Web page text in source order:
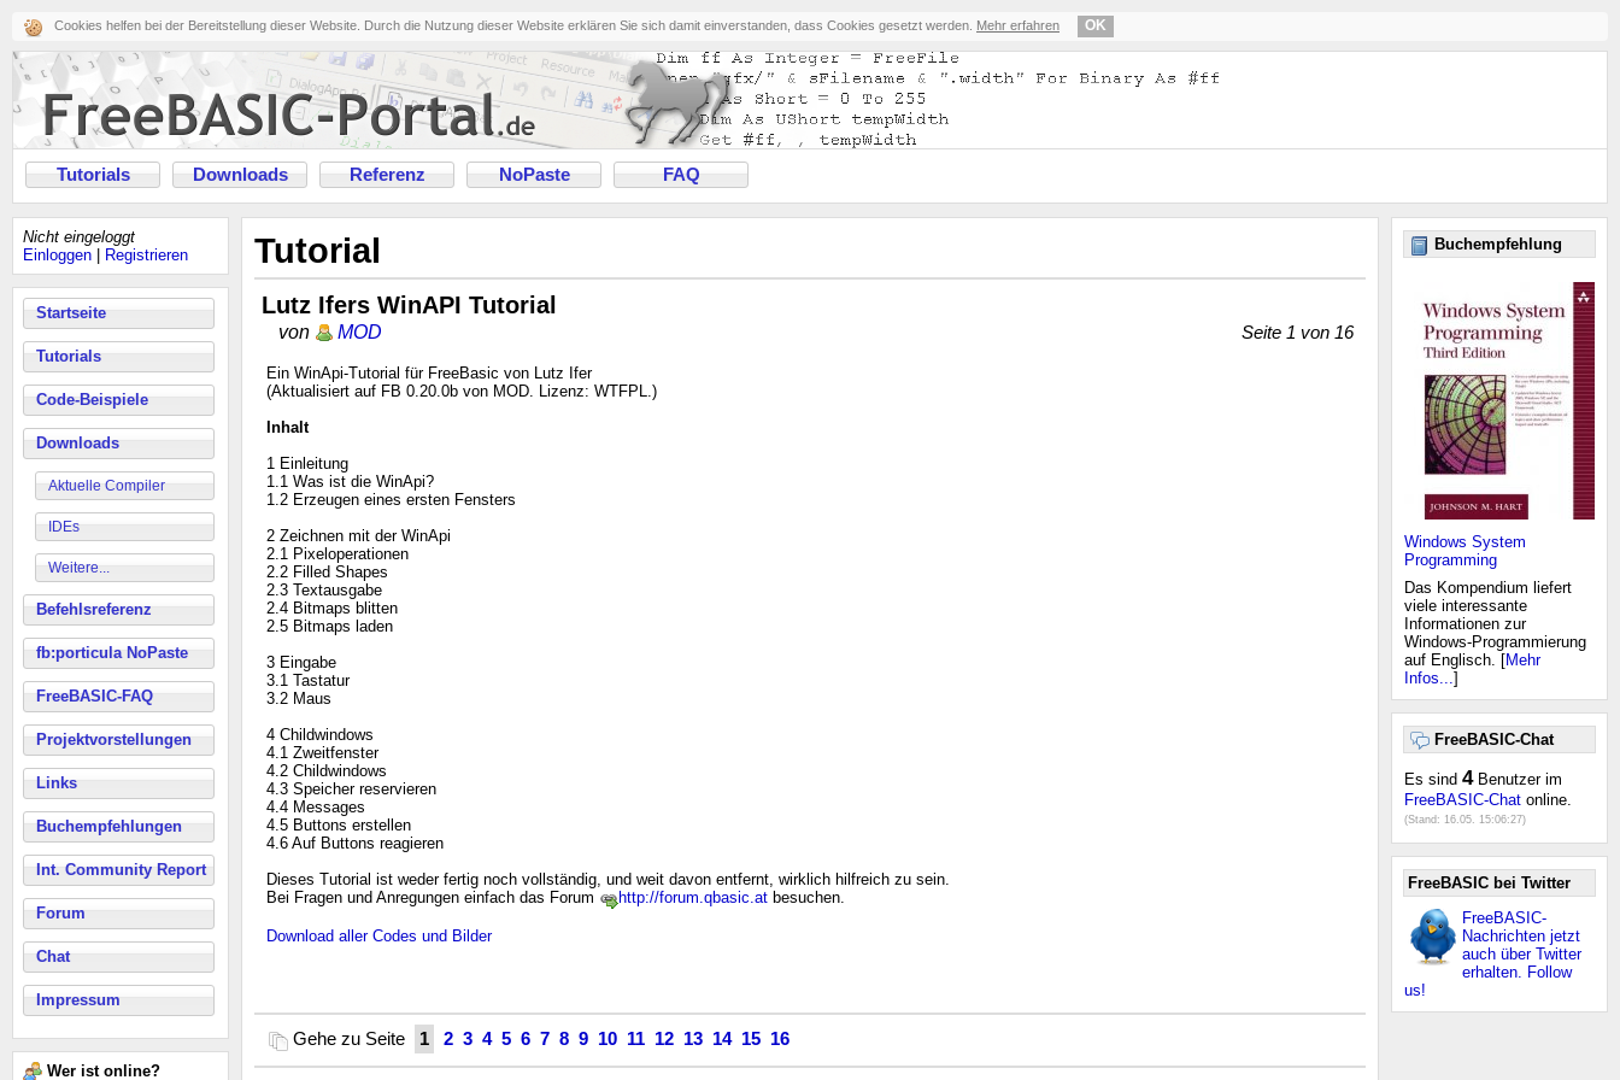
Cookies helfen bei der Bereitstellung dieser Website. Durch die Nutzung dieser Website erklären Sie sich damit einverstanden, dass Cookies gesetzt werden. Mehr erfahren OK
Tutorials Downloads Referenz NoPaste FAQ
Nicht eingeloggt
Einloggen
Registrieren
Startseite
Tutorials
Code-Beispiele
Downloads
Aktuelle Compiler
IDEs
Weitere...
Befehlsreferenz
fb:porticula NoPaste
FreeBASIC-FAQ
Projektvorstellungen
Links
Buchempfehlungen
Int. Community Report
Forum
Chat
Impressum
Wer ist online?
Buchempfehlung
Windows System
Programming
Das Kompendium liefert
viele interessante
Informationen zur
Windows-Programmierung
auf Englisch. [Mehr
Infos...]
FreeBASIC-Chat
Es sind 4Benutzer im
FreeBASIC-Chat online.
(Stand: 16.05. 15:06:27)
FreeBASIC bei Twitter
FreeBASIC-
Nachrichten jetzt
auch über Twitter
erhalten. Follow
us!
Tutorial
Lutz Ifers WinAPI Tutorial
von MOD Seite 1 von 16
Ein WinApi-Tutorial für FreeBasic von Lutz Ifer
(Aktualisiert auf FB 0.20.0b von MOD. Lizenz: WTFPL.)
Inhalt
1 Einleitung
1.1 Was ist die WinApi?
1.2 Erzeugen eines ersten Fensters
2 Zeichnen mit der WinApi
2.1 Pixeloperationen
2.2 Filled Shapes
2.3 Textausgabe
2.4 Bitmaps blitten
2.5 Bitmaps laden
3 Eingabe
3.1 Tastatur
3.2 Maus
4 Childwindows
4.1 Zweitfenster
4.2 Childwindows
4.3 Speicher reservieren
4.4 Messages
4.5 Buttons erstellen
4.6 Auf Buttons reagieren
Dieses Tutorial ist weder fertig noch vollständig, und weit davon entfernt, wirklich hilfreich zu sein.
Bei Fragen und Anregungen einfach das Forum
http://forum.qbasic.at besuchen.
Download aller Codes und Bilder
Gehe zu Seite 1 2 3 4 5 6 7 8 9 10 11 12 13 14 15 16